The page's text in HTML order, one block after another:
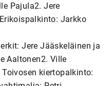
Pajula2. Jere
Jarkko
Jere Jääskeläinen ja
Aaltonen2. Ville
kiertopalkinto: